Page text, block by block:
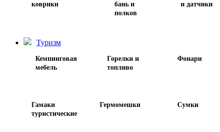
коврики
бань и
полков
и датчики
Туризм
Кемпинговая
мебель
Горелки и
топливо
Фонари
Гамаки
туристические
Гермомешки Сумки